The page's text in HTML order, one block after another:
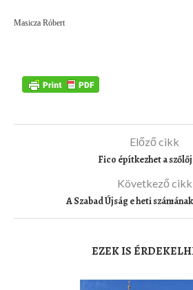
Masicza Róbert
Előző cikk
Fico építkezhet a
Következő cikk
A Szabad Újság e heti
EZEK IS